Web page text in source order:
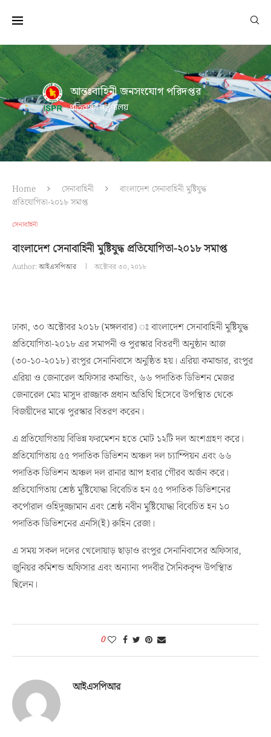
আন্তঃবাহিনী জনসংযোগ পরিদপ্তর
প্রতিরক্ষা মন্ত্রণালয়
Home সেনাবাহিনী
বাংলাদেশ সেনাবাহিনী মুষ্টিযুদ্ধ
প্রতিযোগিতা-২০১৮ সমাপ্ত
সেনাবাহিনী
বাংলাদেশ সেনাবাহিনী মুষ্টিযুদ্ধ প্রতিযোগিতা-২০১৮ সমাপ্ত
Author:আইএসপিআর অক্টোবর ৩০, ২০১৮
ঢাকা, ৩০ অক্টোবর ২০১৮ (মঙ্গলবার) ঃ বাংলাদেশ সেনাবাহিনী মুষ্টিযুদ্ধ
প্রতিযোগিতা-২০১৮ এর সমাপনী ও পুরস্কার বিতরণী অনুষ্ঠান আজ
(৩০-১০-২০১৮) রংপুর সেনানিবাসে অনুষ্ঠিত হয়। এরিয়া কমান্ডার, রংপুর
এরিয়া ও জেনারেল অফিসার কমান্ডিং, ৬৬ পদাতিক ডিভিশন মেজর
জেনারেল মোঃ মাসুদ রাজ্জাক প্রধান অতিথি হিসেবে উপস্থিাত থেকে
বিজয়ীদের মাঝে পুরস্কার বিতরণ করেন।
এ প্রতিযোগিতায় বিভিন্ন ফরমেশন হতে মোট ১২টি দল অংশগ্রহণ করে।
প্রতিযোগিতায় ৫৫ পদাতিক ডিভিশন অঞ্চল দল চ্যাম্পিয়ন এবং ৬৬
পদাতিক ডিভিশন অঞ্চল দল রানার আপ হবার গৌরব অর্জন করে।
প্রতিযোগিতায় শ্রেষ্ঠ মুষ্টিযোদ্ধা বিবেচিত হন ৫৫ পদাতিক ডিভিশনের
কর্পোরাল ওহিদুজ্জামান এবং শ্রেষ্ঠ নবীন মুষ্টিযোদ্ধা বিবেচিত হন ১০
পদাতিক ডিভিশনের এনসি(ই) রুহিন রেজা।
এ সময় সকল দলের খেলোয়াড় ছাড়াও রংপুর সেনানিবাসের অফিসার,
জুনিয়র কমিশন্ড অফিসার এবং অন্যান্য পদবীর সৈনিকবৃন্দ উপস্থিাত
ছিলেন।
0
আইএসপিআর